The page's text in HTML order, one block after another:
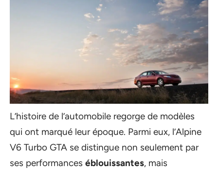
L’histoire de l’automobile regorge de modèles
qui ont marqué leur époque. Parmi eux, l’Alpine
V6 Turbo GTA se distingue non seulement par
ses performances éblouissantes, mais